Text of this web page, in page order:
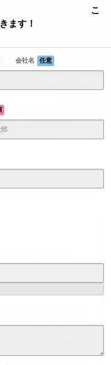
発信メディア
Home /
の見分
見！ こ
依頼できます！
たします
】 会社名 任意